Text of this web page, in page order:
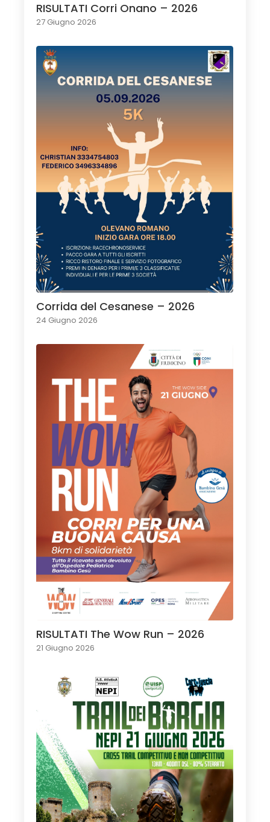
RISULTATI Corri Onano – 2026
27 Giugno 2026
Corrida del Cesanese – 2026
24 Giugno 2026
RISULTATI The Wow Run – 2026
21 Giugno 2026